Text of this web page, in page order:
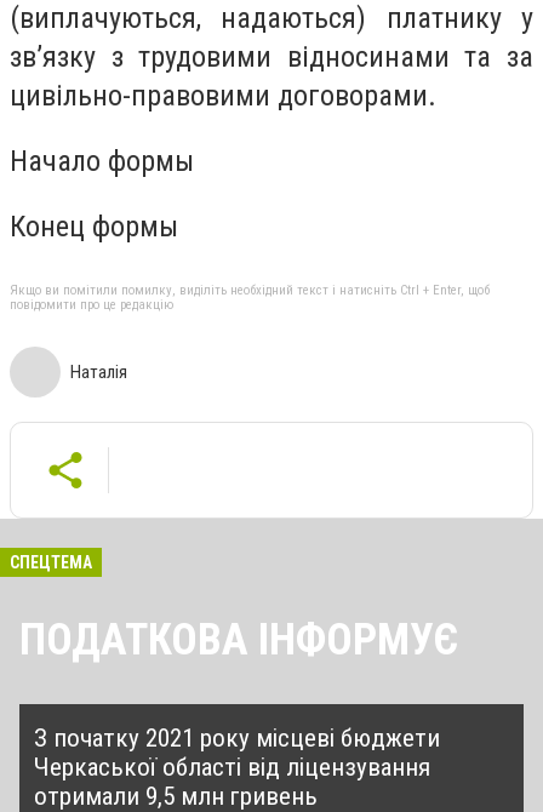
(виплачуються, надаються) платнику у
зв’язку з трудовими відносинами та за
цивільно-правовими договорами.
Начало формы
Конец формы
Якщо ви помітили помилку, виділіть необхідний текст і натисніть Ctrl + Enter, щоб
повідомити про це редакцію
Наталія
СПЕЦТЕМА
ПОДАТКОВА ІНФОРМУЄ
З початку 2021 року місцеві бюджети
Черкаської області від ліцензування
отримали 9,5 млн гривень